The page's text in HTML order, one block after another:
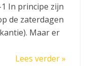
In principe zijn
de zaterdagen
Maar er
Lees verder »